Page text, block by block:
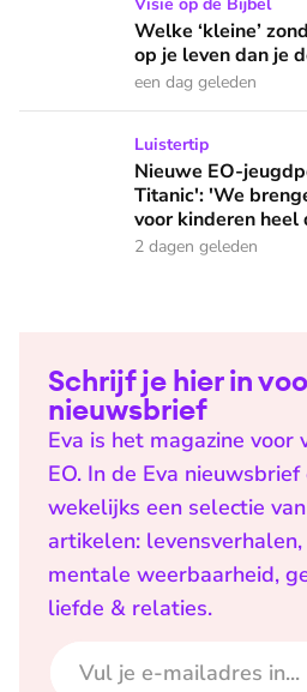
Welke ‘kleine’
op je leven dan je
een dag geleden
Nieuwe EO-jeugdpodcast
Luistertip
Nieuwe EO-
Titanic': 'We
voor kinderen heel
2 dagen geleden
Schrijf je hier in
nieuwsbrief
Eva is het magazine voor
EO. In de Eva
wekelijks een selectie
artikelen:
mentale weerbaarheid,
liefde & relaties.